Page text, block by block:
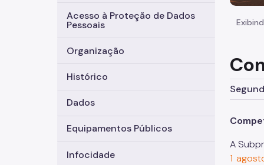
Acesso à Proteção de Dados
Pessoais
Organização
Histórico
Dados
Equipamentos Públicos
Infocidade
A
1